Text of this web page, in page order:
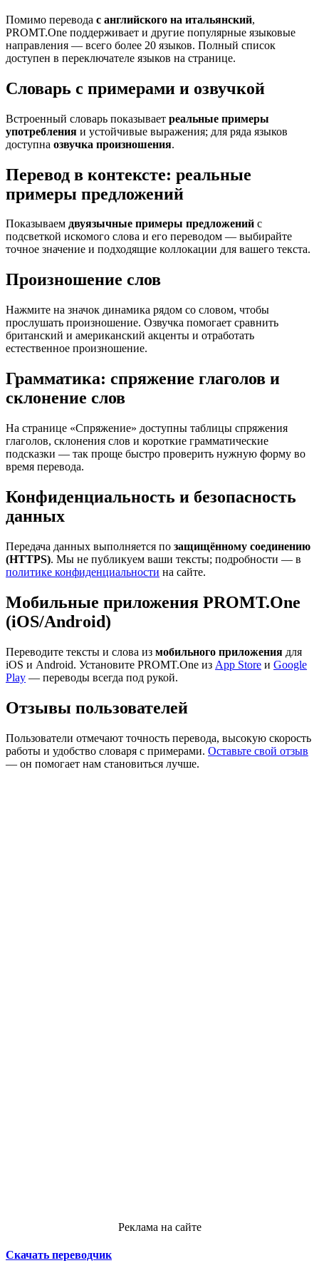
Помимо перевода с английского на итальянский,
PROMT.One поддерживает и другие популярные языковые
направления — всего более 20 языков. Полный список
доступен в переключателе языков на странице.
Словарь с примерами и озвучкой
Встроенный словарь показывает реальные примеры
употребления и устойчивые выражения; для ряда языков
доступна озвучка произношения.
Перевод в контексте: реальные
примеры предложений
Показываем двуязычные примеры предложений с
подсветкой искомого слова и его переводом — выбирайте
точное значение и подходящие коллокации для вашего текста.
Произношение слов
Нажмите на значок динамика рядом со словом, чтобы
прослушать произношение. Озвучка помогает сравнить
британский и американский акценты и отработать
естественное произношение.
Грамматика: спряжение глаголов и
склонение слов
На странице «Спряжение» доступны таблицы спряжения
глаголов, склонения слов и короткие грамматические
подсказки — так проще быстро проверить нужную форму во
время перевода.
Конфиденциальность и безопасность
данных
Передача данных выполняется по защищённому соединению
(HTTPS). Мы не публикуем ваши тексты; подробности — в
политике конфиденциальности на сайте.
Мобильные приложения PROMT.One
(iOS/Android)
Переводите тексты и слова из мобильного приложения для
iOS и Android. Установите PROMT.One из App Store и Google
Play — переводы всегда под рукой.
Отзывы пользователей
Пользователи отмечают точность перевода, высокую скорость
работы и удобство словаря с примерами. Оставьте свой отзыв
— он помогает нам становиться лучше.
Реклама на сайте
Скачать переводчик